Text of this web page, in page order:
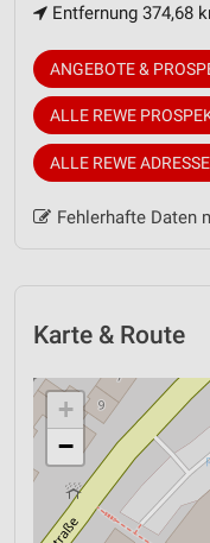
Entfernung 374,68
ANGEBOTE &
ALLE REWE
ALLE REWE
Fehlerhafte Daten
Karte & Route
+
−